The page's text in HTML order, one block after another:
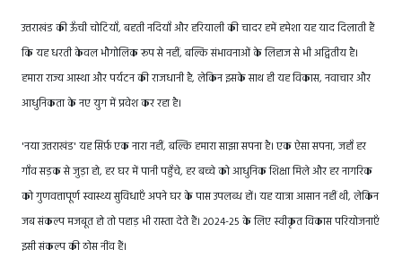
उत्तराखंड की ऊँची चोटियाँ, बहती नदियाँ और हरियाली की चादर हमें हमेशा यह याद दिलाती हैं
कि यह धरती केवल भौगोलिक रूप से नहीं, बल्कि संभावनाओं के लिहाज से भी अद्वितीय है।
हमारा राज्य आस्था और पर्यटन की राजधानी है, लेकिन इसके साथ ही यह विकास, नवाचार और
आधुनिकता के नए युग में प्रवेश कर रहा है।
'नया उत्तराखंड' यह सिर्फ़ एक नारा नहीं, बल्कि हमारा साझा सपना है। एक ऐसा सपना, जहाँ हर
गाँव सड़क से जुड़ा हो, हर घर में पानी पहुँचे, हर बच्चे को आधुनिक शिक्षा मिले और हर नागरिक
को गुणवत्तापूर्ण स्वास्थ्य सुविधाएँ अपने घर के पास उपलब्ध हों। यह यात्रा आसान नहीं थी, लेकिन
जब संकल्प मजबूत हो तो पहाड़ भी रास्ता देते हैं। 2024-25 के लिए स्वीकृत विकास परियोजनाएँ
इसी संकल्प की ठोस नींव हैं।